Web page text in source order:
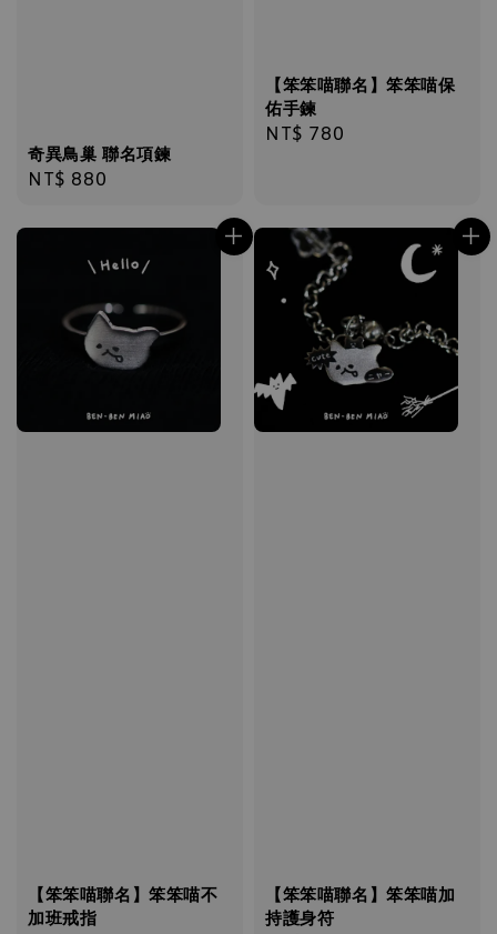
奇異鳥巢 聯名項鍊
Regular
NT$ 880
【笨笨喵聯名】笨笨喵保
佑手鍊
Regular
NT$ 780
【笨笨喵聯名】笨笨喵不
加班戒指
【笨笨喵聯名】笨笨喵加
持護身符